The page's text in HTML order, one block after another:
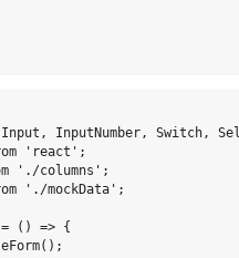
InputNumber, Switch,
'react';
'./columns';
'./mockData';
= () => {